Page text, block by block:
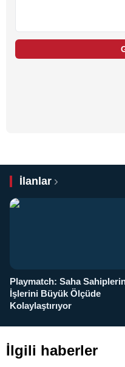
İlanlar
Playmatch: Saha
İşlerini Büyük Ölçüde
Kolaylaştırıyor
İlgili haberler